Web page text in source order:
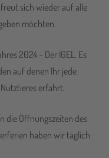
sich wieder auf alle
möchten.
2024 – Der IGEL. Es
auf denen Ihr jede
erfahrt.
die Öffnungszeiten des
haben wir täglich